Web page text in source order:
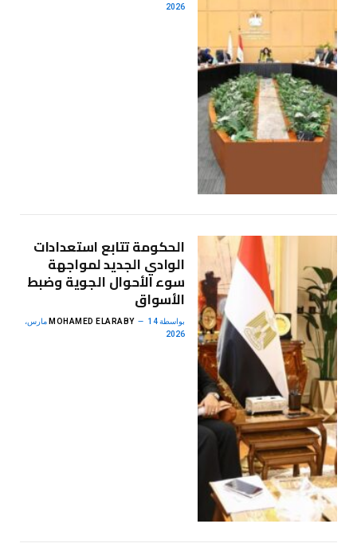
2026
الحكومة تتابع استعدادات
الوادي الجديد لمواجهة
سوء الأحوال الجوية وضبط
الأسواق
بواسطة MOHAMED ELARABY 14 مارس،
2026